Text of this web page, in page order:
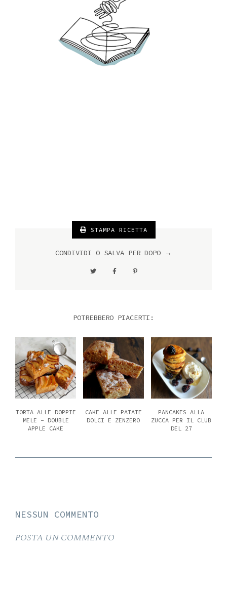
STAMPA RICETTA
CONDIVIDI O SALVA PER DOPO →
POTREBBERO PIACERTI:
TORTA ALLE DOPPIE
MELE - DOUBLE
APPLE CAKE
CAKE ALLE PATATE
DOLCI E ZENZERO
PANCAKES ALLA
ZUCCA PER IL CLUB
DEL 27
NESSUN COMMENTO
POSTA UN COMMENTO